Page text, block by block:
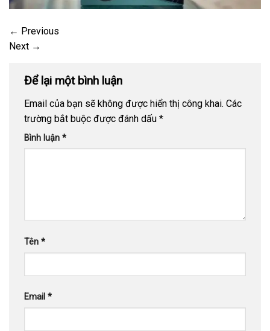
← Previous
Next →
Để lại một bình luận
Email của bạn sẽ không được hiển thị công khai. Các
trường bắt buộc được đánh dấu *
Bình luận *
Tên *
Email *